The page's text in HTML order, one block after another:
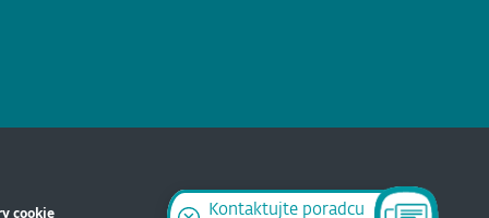
cookie Kontaktujte poradcu